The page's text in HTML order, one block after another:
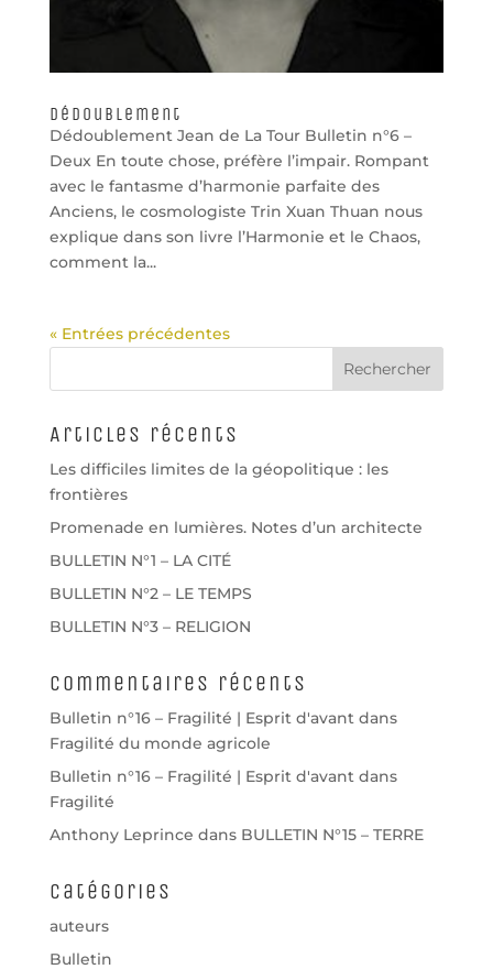
Dédoublement
Dédoublement Jean de La Tour Bulletin n°6 –
Deux En toute chose, préfère l’impair. Rompant
avec le fantasme d’harmonie parfaite des
Anciens, le cosmologiste Trin Xuan Thuan nous
explique dans son livre l’Harmonie et le Chaos,
comment la...
« Entrées précédentes
Articles récents
Les difficiles limites de la géopolitique : les
frontières
Promenade en lumières. Notes d’un architecte
BULLETIN N°1 – LA CITÉ
BULLETIN N°2 – LE TEMPS
BULLETIN N°3 – RELIGION
Commentaires récents
Bulletin n°16 – Fragilité | Esprit d'avantdans
Fragilité du monde agricole
Bulletin n°16 – Fragilité | Esprit d'avantdans
Fragilité
Anthony Leprince dans BULLETIN N°15 – TERRE
Catégories
auteurs
Bulletin